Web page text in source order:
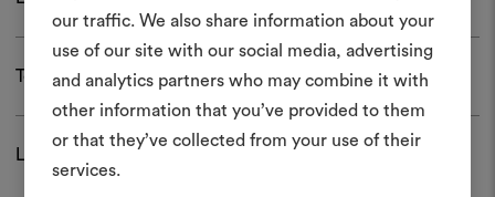
our traffic. We also share information about your
use of our site with our social media, advertising
and analytics partners who may combine it with
other information that you’ve provided to them
or that they’ve collected from your use of their
services.
Télécharger
Livraison et retour
Créer
Un instrument interactif
à vos idées et les partager,
des matériaux et des